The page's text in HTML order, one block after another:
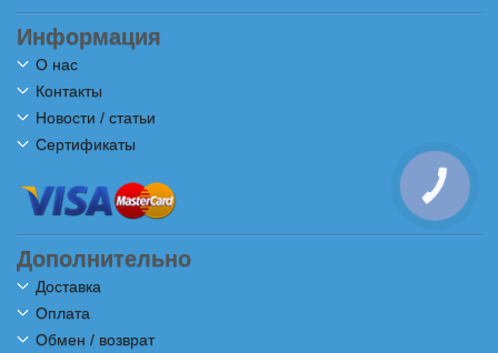
Информация
О нас
Контакты
Новости / статьи
Сертификаты
Дополнительно
Доставка
Оплата
Обмен / возврат
КНОПКА
СВЯЗИ